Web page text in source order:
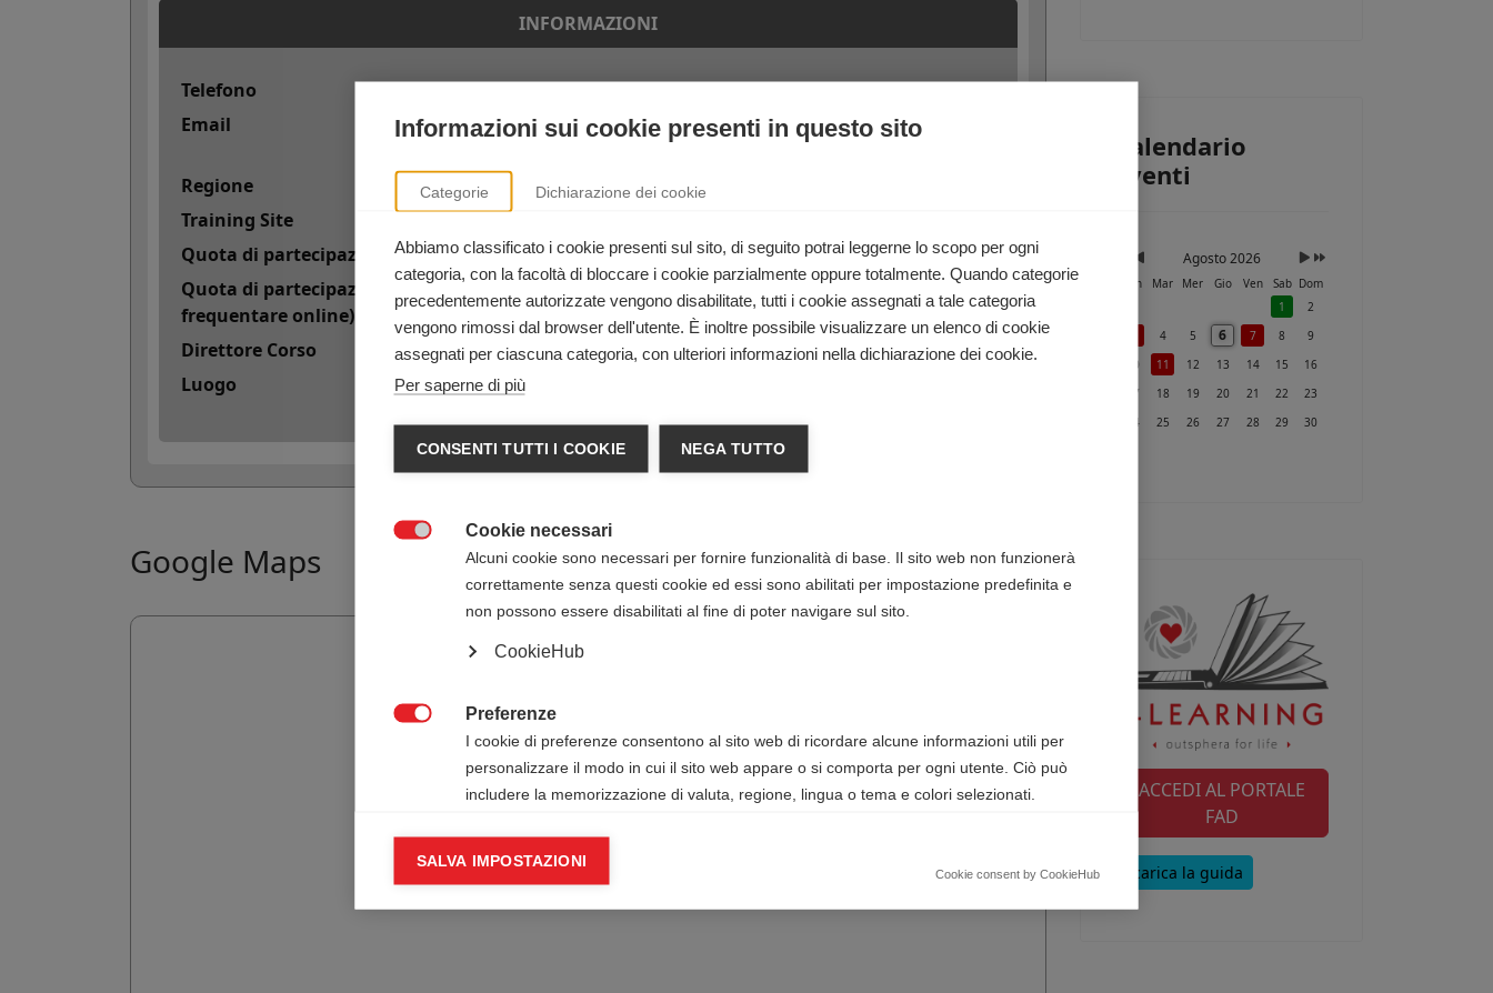
INFORMAZIONI
Telefono
340 7494085
Email
moyolaemanuele@gmail.co
Regione
Training Site
Quota di partecipazione
Evento riservato
Quota di partecipazione con 50 crediti ECM (corso FAD da
frequentare online)
Evento riservato
Direttore Corso
Emanuele Moyola Espen
Luogo
Google Maps
Calendario
Eventi
Agosto 2026
Lun Mar Mer Gio Ven Sab Dom
1
2
4 5 6 7 8
9
10
11 12 13 14 15
16
17
18 19 20 21 22
23
24
25 26 27 28 29
30
ACCEDI AL PORTALE
FAD
Scarica la guida
Informazioni sui cookie presenti in questo sito
Categorie Dichiarazione dei cookie
Abbiamo classificato i cookie presenti sul sito, di seguito potrai leggerne lo scopo per ogni
categoria, con la facoltà di bloccare i cookie parzialmente oppure totalmente. Quando categorie
precedentemente autorizzate vengono disabilitate, tutti i cookie assegnati a tale categoria
vengono rimossi dal browser dell'utente. È inoltre possibile visualizzare un elenco di cookie
assegnati per ciascuna categoria, con ulteriori informazioni nella dichiarazione dei cookie.
Per saperne di più
CONSENTI TUTTI I COOKIE NEGA TUTTO
Cookie necessari
Alcuni cookie sono necessari per fornire funzionalità di base. Il sito web non funzionerà
correttamente senza questi cookie ed essi sono abilitati per impostazione predefinita e
non possono essere disabilitati al fine di poter navigare sul sito.
CookieHub
Preferenze
I cookie di preferenze consentono al sito web di ricordare alcune informazioni utili per
personalizzare il modo in cui il sito web appare o si comporta per ogni utente. Ciò può
includere la memorizzazione di valuta, regione, lingua o tema e colori selezionati.
I cookie analitici ci aiutano a migliorare il nostro sito web raccogliendo e segnalando
Cookie consent by CookieHub
SALVA IMPOSTAZIONI